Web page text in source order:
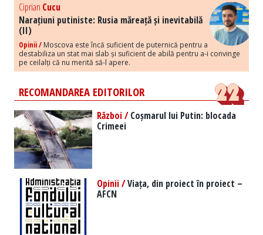
Ciprian Cucu
Narațiuni putiniste: Rusia măreață și inevitabilă
(II)
Opinii / Moscova este încă suficient de puternică pentru a
destabiliza un stat mai slab și suficient de abilă pentru a-i convinge
pe ceilalți că nu merită să-l apere.
RECOMANDAREA EDITORILOR
Război /Coșmarul lui Putin: blocada
Crimeei
Opinii /Viața, din proiect în proiect –
AFCN